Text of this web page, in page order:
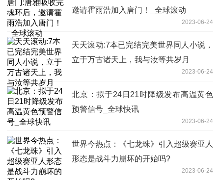
邀请霍雨浩加入唐门！_全球滚动
2023-06-24
天天滚动:7本已完结完美世界同人小说，
立于万古诸天上，我与汝等共岁月
2023-06-24
北京：拟于24日21时降级发布高温黄色
预警信号_全球快讯
2023-06-24
世界今热点：《七龙珠》引入超级赛亚人
形态是战斗力崩坏的开始吗?
2023-06-24